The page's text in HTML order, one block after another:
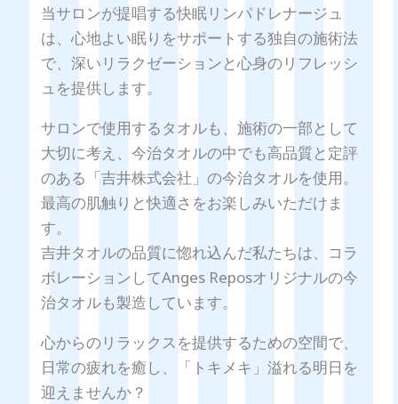
当サロンが提唱する快眠リンパドレナージュ
は、心地よい眠りをサポートする独自の施術法
で、深いリラクゼーションと心身のリフレッシ
ュを提供します。
サロンで使用するタオルも、施術の一部として
大切に考え、今治タオルの中でも高品質と定評
のある「吉井株式会社」の今治タオルを使用。
最高の肌触りと快適さをお楽しみいただけま
す。
吉井タオルの品質に惚れ込んだ私たちは、コラ
ボレーションしてAnges Reposオリジナルの今
治タオルも製造しています。
心からのリラックスを提供するための空間で、
日常の疲れを癒し、「トキメキ」溢れる明日を
迎えませんか？